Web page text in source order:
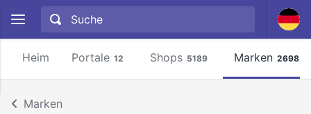
Heim Portale 12 Shops 5189 Marken 2698
Marken